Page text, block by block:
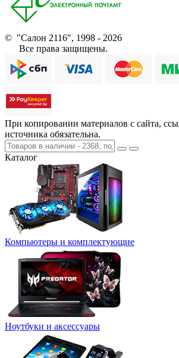
© "Салон 2116", 1998 - 2026
Все права защищены.
При копировании материалов с сайта,
источника обязательна.
Каталог
Компьютеры и комплектующие
Ноутбуки и аксессуары